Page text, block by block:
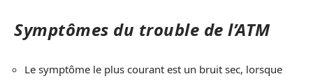
Symptômes du trouble de l’ATM
Le symptôme le plus courant est un bruit sec, lorsque